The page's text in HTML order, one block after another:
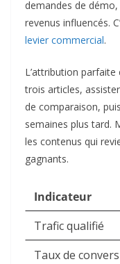
demandes de
revenus influencés.
levier commercial.
L’attribution
trois articles,
de comparaison,
semaines plus tard.
les contenus qui
gagnants.
Indicateur
Trafic qualifié
Taux de